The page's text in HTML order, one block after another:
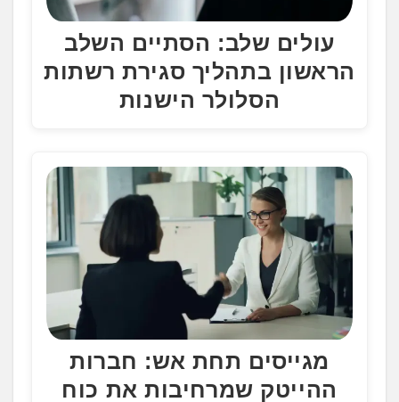
עולים שלב: הסתיים השלב
הראשון בתהליך סגירת רשתות
הסלולר הישנות
מגייסים תחת אש: חברות
ההייטק שמרחיבות את כוח